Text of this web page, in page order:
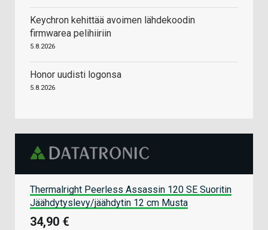
Keychron kehittää avoimen lähdekoodin
firmwarea pelihiiriin
5.8.2026
Honor uudisti logonsa
5.8.2026
Thermalright Peerless Assassin 120 SE Suoritin
Jäähdytyslevy/jäähdytin 12 cm Musta
34,90 €